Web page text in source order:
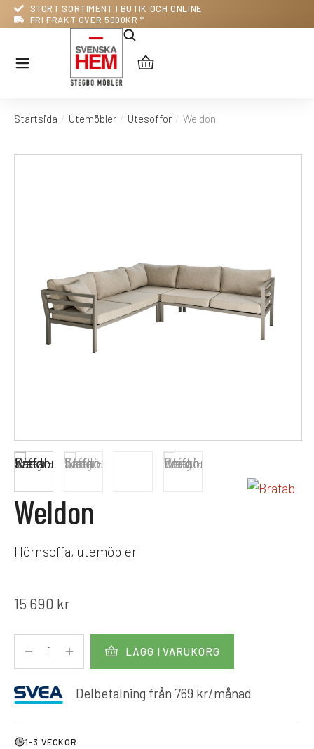
STORT SORTIMENT I BUTIK OCH ONLINE
FRI FRAKT ÖVER 5000KR *
Du är här:
Startsida Utemöbler Utesoffor Weldon
Weldon
Hörnsoffa, utemöbler
15 690 kr
LÄGG I VARUKORG
Delbetalning från 769 kr/månad
1-3 VECKOR